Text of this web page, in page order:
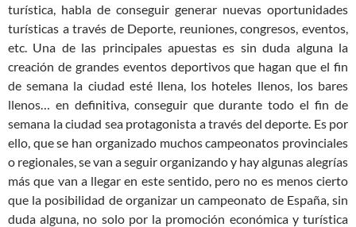
turística, habla de conseguir generar nuevas oportunidades
turísticas a través de Deporte, reuniones, congresos, eventos,
etc. Una de las principales apuestas es sin duda alguna la
creación de grandes eventos deportivos que hagan que el fin
de semana la ciudad esté llena, los hoteles llenos, los bares
llenos… en definitiva, conseguir que durante todo el fin de
semana la ciudad sea protagonista a través del deporte. Es por
ello, que se han organizado muchos campeonatos provinciales
o regionales, se van a seguir organizando y hay algunas alegrías
más que van a llegar en este sentido, pero no es menos cierto
que la posibilidad de organizar un campeonato de España, sin
duda alguna, no solo por la promoción económica y turística